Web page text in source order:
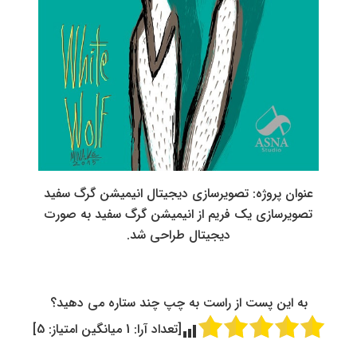
عنوان پروژه: تصویرسازی دیجیتال انیمیشن گرگ سفید
تصویرسازی یک فریم از انیمیشن گرگ سفید به صورت
دیجیتال طراحی شد.
به این پست از راست به چپ چند ستاره می دهید؟
[تعداد آرا: 1 میانگین امتیاز:5
]